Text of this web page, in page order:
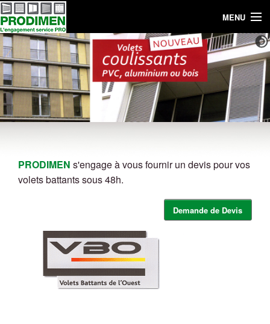
MENU
ACCUEIL
ENTREPRISE DE NÉGOCE
VOLETS ROULANTS
PORTES DE GARAGE
STORES
PRODIMEN s'engage à vous fournir un devis pour vos
volets battants sous 48h.
Demande de Devis